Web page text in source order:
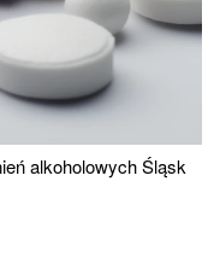
alkoholowych Śląsk